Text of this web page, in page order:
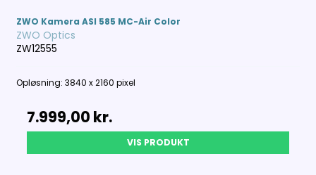
ZWO Kamera ASI 585 MC-Air Color
ZWO Optics
ZW12555
Opløsning: 3840 x 2160 pixel
7.999,00 kr.
VIS PRODUKT